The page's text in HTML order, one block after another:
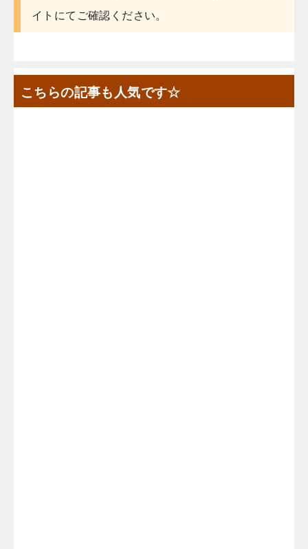
イトにてご確認ください。
こちらの記事も人気です☆